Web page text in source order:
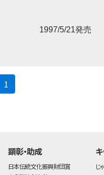
1997/5/21発売
1
顕彰・助成
日本伝統文化振興財団賞
じ